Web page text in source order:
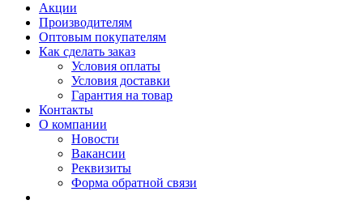
Акции
Производителям
Оптовым покупателям
Как сделать заказ
Условия оплаты
Условия доставки
Гарантия на товар
Контакты
О компании
Новости
Вакансии
Реквизиты
Форма обратной связи